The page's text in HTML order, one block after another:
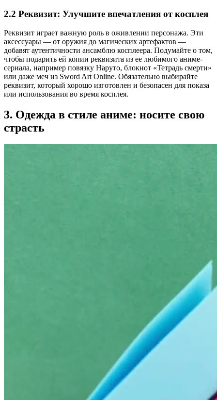
2.2 Реквизит: Улучшите впечатления от косплея
Реквизит играет важную роль в оживлении персонажа. Эти
аксессуары — от оружия до магических артефактов —
добавят аутентичности ансамблю косплеера. Подумайте о том,
чтобы подарить ей копии реквизита из ее любимого аниме-
сериала, например повязку Наруто, блокнот «Тетрадь смерти»
или даже меч из Sword Art Online. Обязательно выбирайте
реквизит, который хорошо изготовлен и безопасен для показа
или использования во время косплея.
3. Одежда в стиле аниме: носите свою
страсть